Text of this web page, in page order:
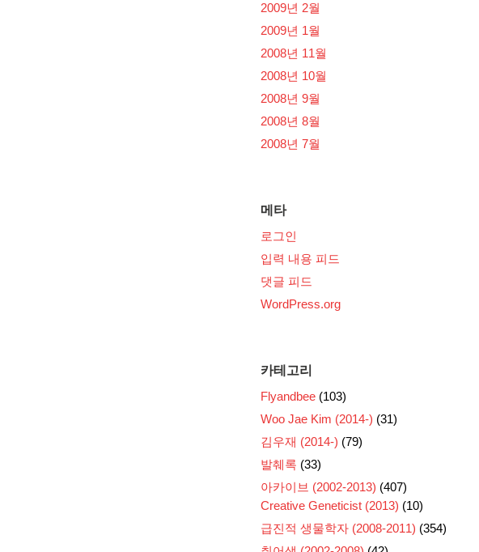
2009년 2월
2009년 1월
2008년 11월
2008년 10월
2008년 9월
2008년 8월
2008년 7월
메타
로그인
입력 내용 피드
댓글 피드
WordPress.org
카테고리
Flyandbee (103)
Woo Jae Kim (2014-) (31)
김우재 (2014-) (79)
발췌록 (33)
아카이브 (2002-2013) (407)
Creative Geneticist (2013) (10)
급진적 생물학자 (2008-2011) (354)